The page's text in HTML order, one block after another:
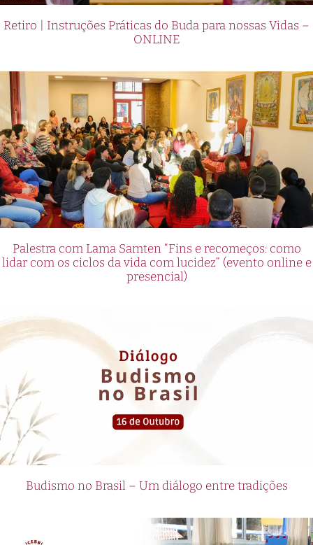
Retiro | Instruções Práticas do Buda para nossas Vidas –
ONLINE
Palestra com Lama Samten “Fins e recomeços: como
lidar com os ciclos da vida com lucidez” (evento online e
presencial)
Budismo no Brasil – Um diálogo entre tradições